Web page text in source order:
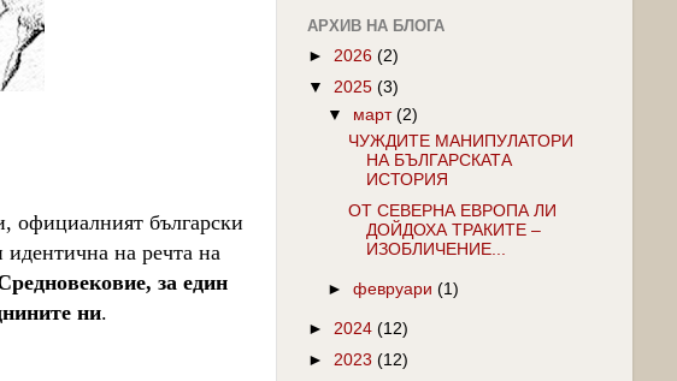
официалният български
идентична на речта на
за един
ни.
АРХИВ НА БЛОГА
► 2026 (2)
▼ 2025 (3)
▼ март(2)
ЧУЖДИТЕ МАНИПУЛАТОРИ
НА БЪЛГАРСКАТА
ИСТОРИЯ
ОТ СЕВЕРНА ЕВРОПА ЛИ
ДОЙДОХА ТРАКИТЕ –
ИЗОБЛИЧЕНИЕ...
►февруари(1)
► 2024 (12)
► 2023 (12)